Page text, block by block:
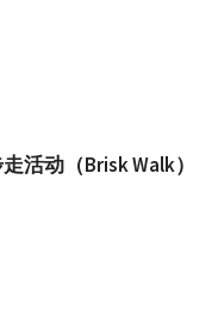
活动（Brisk Walk）